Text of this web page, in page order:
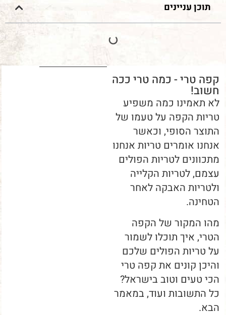
תוכן עניינים
קפה טרי - כמה טרי ככה
חשוב!
לא תאמינו כמה משפיע
טריות הקפה על טעמו של
התוצר הסופי, וכאשר
אנחנו אומרים טריות אנחנו
מתכוונים לטריות הפולים
עצמם, לטריות הקלייה
ולטריות האבקה לאחר
הטחינה.
מהו המקור של הקפה
הטרי, איך תוכלו לשמור
על טריות הפולים שלכם
והיכן קונים את קפה טרי
הכי טעים וטוב בישראל?
כל התשובות ועוד, במאמר
הבא.